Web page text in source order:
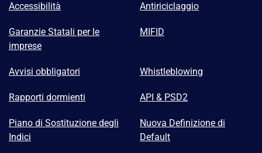
Accessibilità Antiriciclaggio
Garanzie Statali per le
imprese
MIFID
Avvisi obbligatori Whistleblowing
Rapporti dormienti API & PSD2
Piano di Sostituzione degli
Indici
Nuova Definizione di
Default